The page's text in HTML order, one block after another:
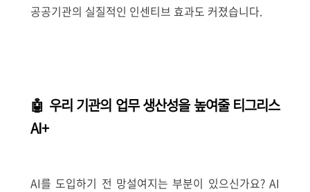
공공기관의 실질적인 인센티브 효과도 커졌습니다.
🤖 우리 기관의 업무 생산성을 높여줄 티그리스
AI+
AI를 도입하기 전 망설여지는 부분이 있으신가요? AI